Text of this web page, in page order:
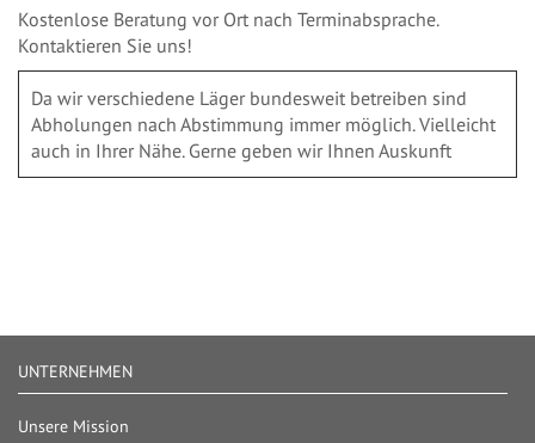
Kostenlose Beratung vor Ort nach Terminabsprache.
Kontaktieren Sie uns!
Da wir verschiedene Läger bundesweit betreiben sind
Abholungen nach Abstimmung immer möglich. Vielleicht
auch in Ihrer Nähe. Gerne geben wir Ihnen Auskunft
UNTERNEHMEN
Unsere Mission